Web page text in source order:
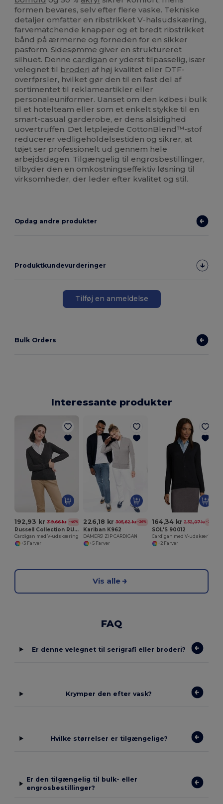
formen bevares, selv efter flere vaske. Tekniske
detaljer omfatter en ribstrikket V-halsudskæring,
farvematchende knapper og et bredt ribstrikket
bånd på ærmerne og forneden for en sikker
pasform.Sidesømme giver en struktureret
silhuet. Denne cardigan er yderst tilpasselig, især
velegnet til broderi af høj kvalitet eller DTF-
overførsler, hvilket gør den til en fast del af
sortimentet til reklameartikler eller
personaleuniformer. Uanset om den købes i bulk
til et hotelteam eller som et enkelt stykke til en
smart-casual garderobe, er dens alsidighed
uovertruffen. Det letplejede CottonBlend™-stof
reducerer vedligeholdelsestiden og sikrer, at
tøjet ser professionelt ud gennem hele
arbejdsdagen. Tilgængelig til engrosbestillinger,
tilbyder den en omkostningseffektiv løsning til
virksomheder, der leder efter kvalitet og stil.
Opdag andre produkter
Produktkundevurderinger
Tilføj en anmeldelse
Bulk Orders
Interessante produkter
192,93 kr 319,66 kr -40%
Russell Collection RU715F
Cardigan med V-udskæring
+3 Farver
226,18 kr 305,62 kr -26%
Kariban K962
DAMERS' ZIP CARDIGAN
+5 Farver
164,34 kr 232,07 kr-29%
SOL'S 90012
+2 Farver
Vis alle
FAQ
Er denne velegnet til serigrafi eller broderi?
Krymper den efter vask?
Hvilke størrelser er tilgængelige?
Er den tilgængelig til bulk- eller
engrosbestillinger?